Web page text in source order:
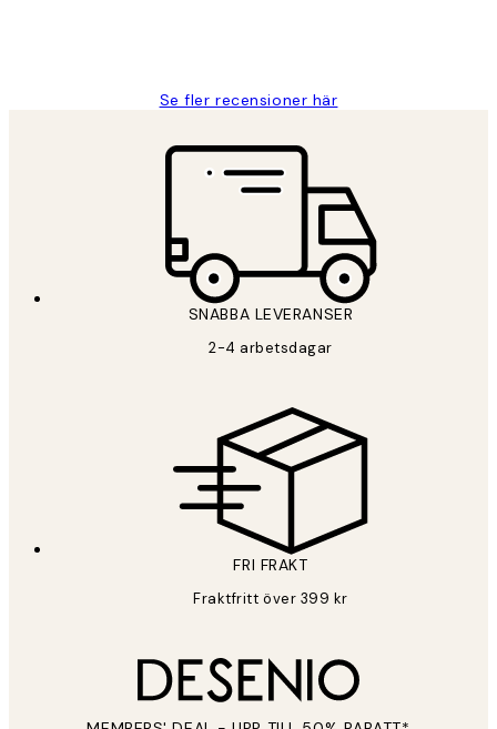
Se fler recensioner här
SNABBA LEVERANSER
2-4 arbetsdagar
FRI FRAKT
Fraktfritt över 399 kr